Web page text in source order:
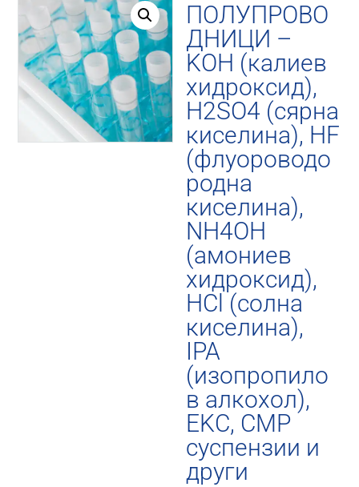
ПОЛУПРОВО
ДНИЦИ –
KOH (калиев
хидроксид),
H2SO4 (сярна
киселина), HF
(флуороводо
родна
киселина),
NH4OH
(амониев
хидроксид),
HCl (солна
киселина),
IPA
(изопропило
в алкохол),
EKC, CMP
суспензии и
други